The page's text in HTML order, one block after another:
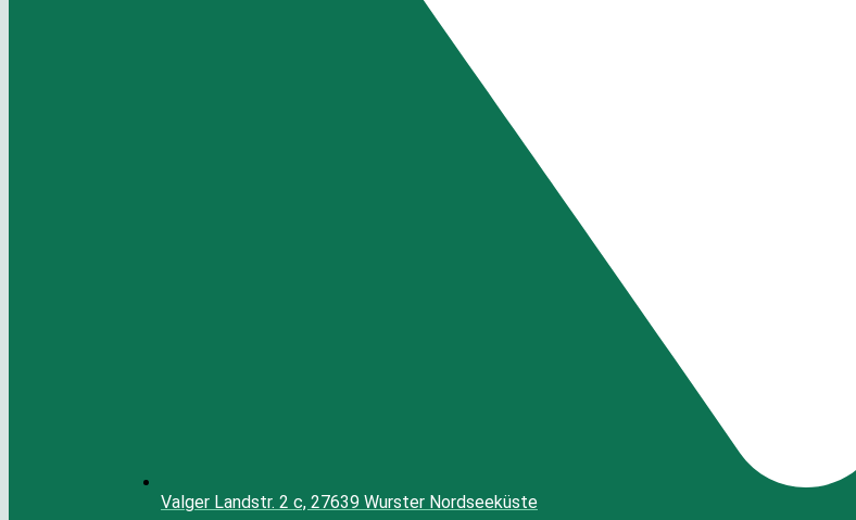
Valger Landstr. 2 c, 27639 Wurster Nordseeküste